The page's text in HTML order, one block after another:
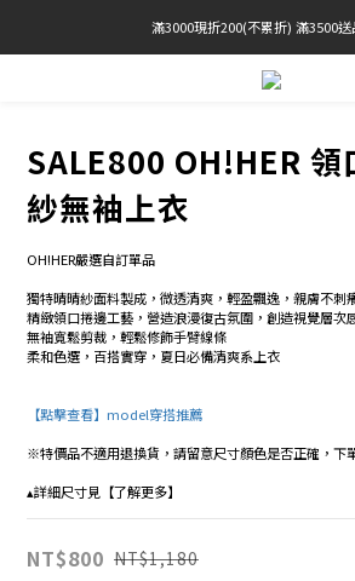
官網限定! 滿千免運(僅限台灣
滿3000現折200(不累折) 滿3500
BRATOP專區買三送一 | 指定專區買
SALE800 OH!HER 領
紗無袖上衣
OH!HER嚴選自訂單品
獨特晴晴紗面料製成，微透清爽，輕盈飄逸，親膚不刺
精緻領口捲邊工藝，營造浪漫復古氛圍，創造視覺層次
無袖寬鬆剪裁，輕鬆修飾手臂線條
柔和色選，百搭實穿，夏日必備清爽系上衣
【點擊查看】model穿搭推薦
※特價品不適用退換貨，請留意尺寸顏色是否正確，下
▴詳細尺寸見【了解更多】
NT$800 NT$1,180